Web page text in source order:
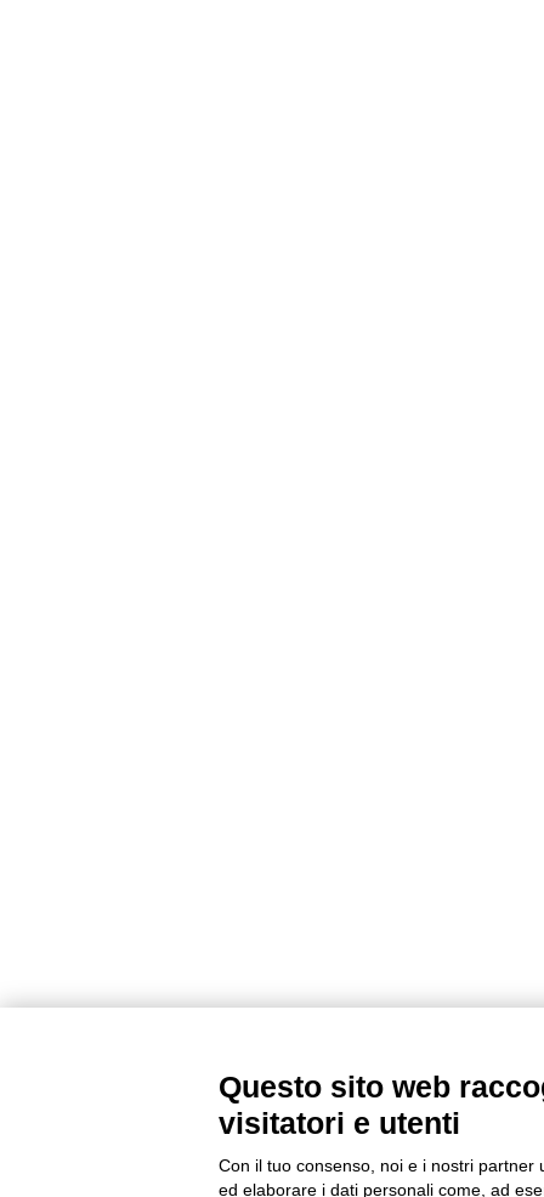
Questo sito web
visitatori e utenti
Con il tuo consenso, noi e i nostri
ed elaborare i dati personali come, ad